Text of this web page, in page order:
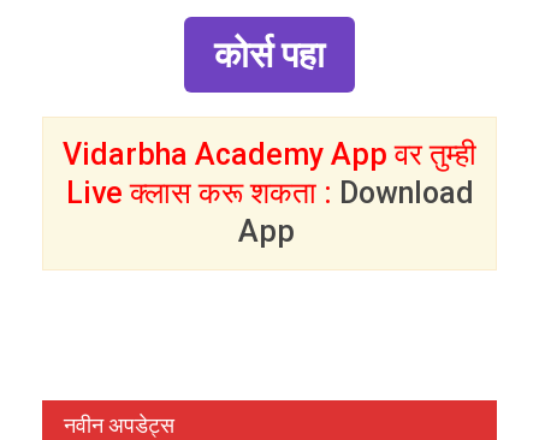
कोर्स पहा
Vidarbha Academy App वर तुम्ही
Live क्लास करू शकता : Download
App
नवीन अपडेट्स